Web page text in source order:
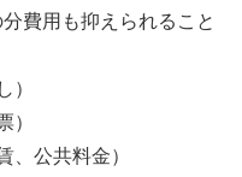
費用も抑えられること
）
）
、公共料金）